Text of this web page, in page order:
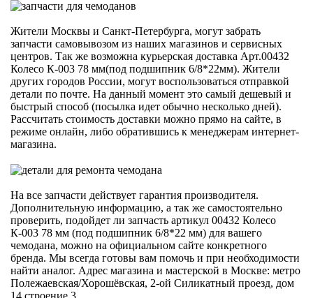
Жители Москвы и Санкт-Петербурга, могут забрать
запчасти самовывозом из наших магазинов и сервисных
центров. Так же возможна курьерская доставка Арт.00432
Колесо К-003 78 мм(под подшипник 6/8*22мм). Жители
других городов России, могут воспользоваться отправкой
детали по почте. На данный момент это самый дешевый и
быстрый способ (посылка идет обычно несколько дней).
Рассчитать стоимость доставки можно прямо на сайте, в
режиме онлайн, либо обратившись к менеджерам интернет-
магазина.
На все запчасти действует гарантия производителя.
Дополнительную информацию, а так же самостоятельно
проверить, подойдет ли запчасть артикул 00432 Колесо
К-003 78 мм (под подшипник 6/8*22 мм) для вашего
чемодана, можно на официальном сайте конкретного
бренда. Мы всегда готовы вам помочь и при необходимости
найти аналог. Адрес магазина и мастерской в Москве: метро
Полежаевская/Хорошёвская, 2-ой Силикатный проезд, дом
14 строение 3.